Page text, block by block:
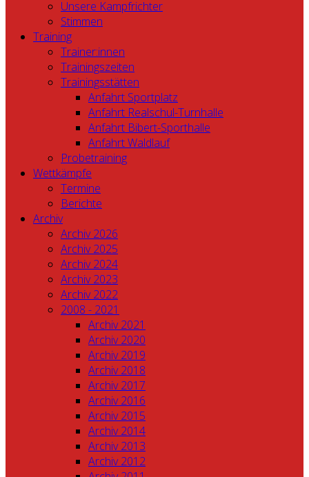
Unsere Kampfrichter
Stimmen
Training
Trainer:innen
Trainingszeiten
Trainingsstätten
Anfahrt Sportplatz
Anfahrt Realschul-Turnhalle
Anfahrt Bibert-Sporthalle
Anfahrt Waldlauf
Probetraining
Wettkämpfe
Termine
Berichte
Archiv
Archiv 2026
Archiv 2025
Archiv 2024
Archiv 2023
Archiv 2022
2008 - 2021
Archiv 2021
Archiv 2020
Archiv 2019
Archiv 2018
Archiv 2017
Archiv 2016
Archiv 2015
Archiv 2014
Archiv 2013
Archiv 2012